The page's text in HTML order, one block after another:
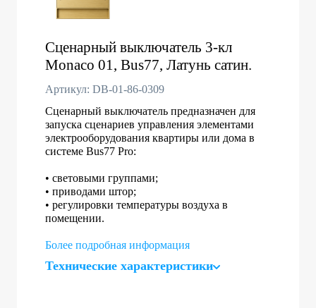
Сценарный выключатель 3-кл
Monaco 01, Bus77, Латунь сатин.
Артикул: DB-01-86-0309
Сценарный выключатель предназначен для
запуска сценариев управления элементами
электрооборудования квартиры или дома в
системе Bus77 Pro:
• световыми группами;
• приводами штор;
• регулировки температуры воздуха в
помещении.
Более подробная информация
Технические характеристики